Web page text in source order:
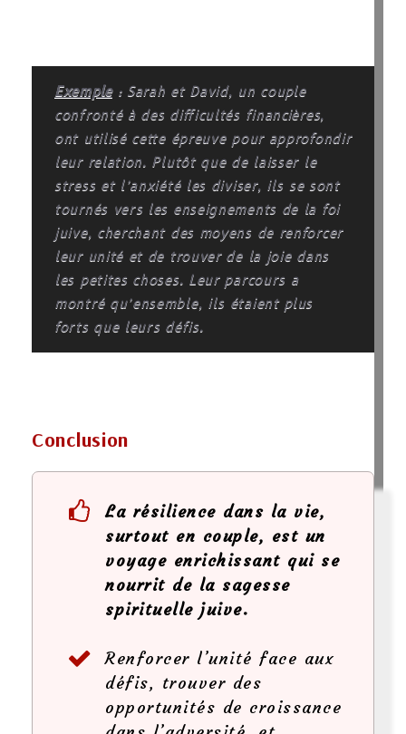
Exemple: Sarah et David, un couple
confronté à des difficultés financières,
ont utilisé cette épreuve pour approfondir
leur relation. Plutôt que de laisser le
stress et l’anxiété les diviser, ils se sont
tournés vers les enseignements de la foi
juive, cherchant des moyens de renforcer
leur unité et de trouver de la joie dans
les petites choses. Leur parcours a
montré qu’ensemble, ils étaient plus
forts que leurs défis.
Conclusion
La résilience dans la vie,
surtout en couple, est un
voyage enrichissant qui se
nourrit de la sagesse
spirituelle juive.
Renforcer l’unité face aux
défis, trouver des
opportunités de croissance